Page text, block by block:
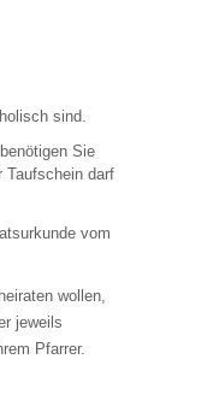
sind.
Sie
Taufschein darf
vom
wollen,
jeweils
Pfarrer.